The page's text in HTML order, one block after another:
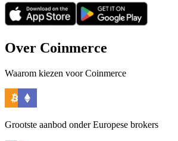
Over Coinmerce
Waarom kiezen voor Coinmerce
Grootste aanbod onder Europese brokers